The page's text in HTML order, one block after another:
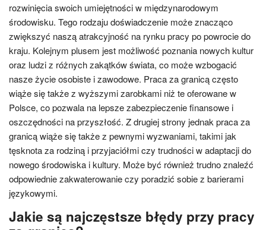
rozwinięcia swoich umiejętności w międzynarodowym
środowisku. Tego rodzaju doświadczenie może znacząco
zwiększyć naszą atrakcyjność na rynku pracy po powrocie do
kraju. Kolejnym plusem jest możliwość poznania nowych kultur
oraz ludzi z różnych zakątków świata, co może wzbogacić
nasze życie osobiste i zawodowe. Praca za granicą często
wiąże się także z wyższymi zarobkami niż te oferowane w
Polsce, co pozwala na lepsze zabezpieczenie finansowe i
oszczędności na przyszłość. Z drugiej strony jednak praca za
granicą wiąże się także z pewnymi wyzwaniami, takimi jak
tęsknota za rodziną i przyjaciółmi czy trudności w adaptacji do
nowego środowiska i kultury. Może być również trudno znaleźć
odpowiednie zakwaterowanie czy poradzić sobie z barierami
językowymi.
Jakie są najczęstsze błędy przy pracy